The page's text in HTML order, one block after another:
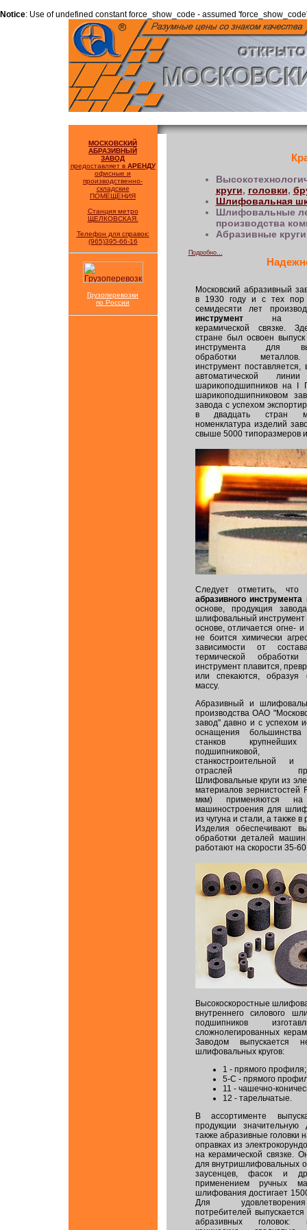
Notice: Use of undefined constant force_show_code - assumed
МОСКОВСКИЙ
АБРАЗИВНЫЙ
ЗАВОД
предоставляет в АРЕНДУ
офисные и
производственно-
складские
ПОМЕЩЕНИЯ
Станция метро
ЩЕЛКОВСКАЯ.
Телефон для справок:
(965)395-66-16
Грузоперевозки
по России
круги, головки,
Шлифовальная
Шлифовальные
производства
Абразивные
Подробно...
Московский абразивный
в 1930 году и с тех
семидесяти лет
инструментна
керамической связке.
стране был освоен
инструмента для
обработки
инструмент поставляется,
автоматической линии
шарикоподшипников на I
шарикоподшипниковом
завода с успехом
в двадцать стран
номенклатура изделий
свыше 5000 типоразмеров и
Следует отметить,
абразивного инструмента
основе, продукция
шлифовальный инструмент
основе, отличается огне- и
не боится химически
зависимости от
термической
инструмент плавится,
или спекаются, образуя
массу.
Абразивный и
производства ОАО
завод" давно и с успехом
оснащения
станков крупнейших
подшипниковой,
станкостроительной и
отраслей
Шлифовальные круги из
материалов зернистостей
мкм) применяются на
машиностроения для
из чугуна и стали, а также
Изделия обеспечивают
обработки деталей
работают на скорости 35-
Высокоскоростные
внутреннего силового
подшипников
сложнолегированных
Заводом выпускается
шлифовальных кругов:
1 - прямого профиля;
5-C - прямого
11 - чашечно-
12 - тарельчатые.
В ассортименте
продукции
также абразивные головки
оправках из
на керамической связке.
для внутришлифовальных
заусенцев, фасок и
применением ручных
шлифования достигает
Для
потребителей выпускается
абразивных головок: